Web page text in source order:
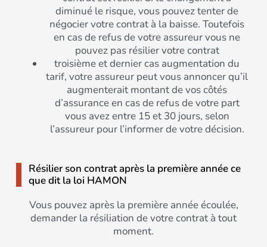
diminué le risque, vous pouvez tenter de
négocier votre contrat à la baisse. Toutefois
en cas de refus de votre assureur vous ne
pouvez pas résilier votre contrat
troisième et dernier cas augmentation du
tarif, votre assureur peut vous annoncer qu’il
augmenterait montant de vos côtés
d’assurance en cas de refus de votre part
vous avez entre 15 et 30 jours, selon
l’assureur pour l’informer de votre décision.
Résilier son contrat après la première année ce
que dit la loi HAMON
Vous pouvez après la première année écoulée,
demander la résiliation de votre contrat à tout
moment.